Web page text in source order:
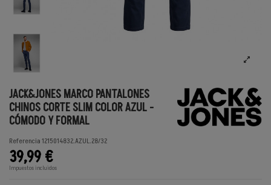
JACK&JONES MARCO PANTALONES
CHINOS CORTE SLIM COLOR AZUL -
CÓMODO Y FORMAL
Referencia1215014832.AZUL.28/32
39,99 €
Impuestos incluidos